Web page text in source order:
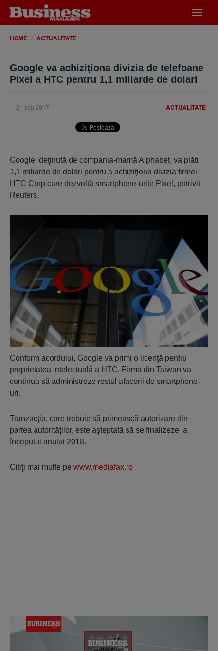
meniu
HOME ACTUALITATE
Google va achiziţiona divizia de telefoane
Pixel a HTC pentru 1,1 miliarde de dolari
ACTUALITATE
21 sep 2017
Google, deţinută de compania-mamă Alphabet, va plăti
1,1 miliarde de dolari pentru a achiziţiona divizia firmei
HTC Corp care dezvoltă smartphone-urile Pixel, potrivit
Reuters.
Conform acordului, Google va primi o licenţă pentru
proprietatea intelectuală a HTC. Firma din Taiwan va
continua să administreze restul afacerii de smartphone-
uri.
Tranzacţia, care trebuie să primească autorizare din
partea autorităţilor, este aşteptată să se finalizeze la
începutul anului 2018.
Citiţi mai multe pe www.mediafax.ro